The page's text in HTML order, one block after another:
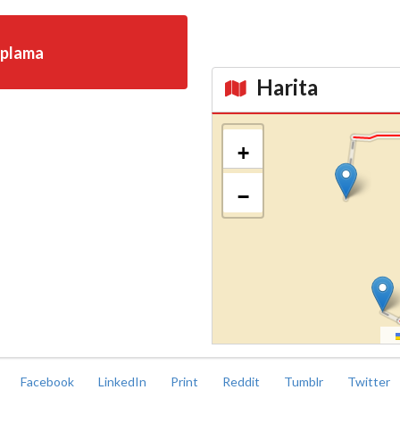
Harita
Kroki
+
−
Facebook LinkedIn Print Reddit Tumblr Twitter